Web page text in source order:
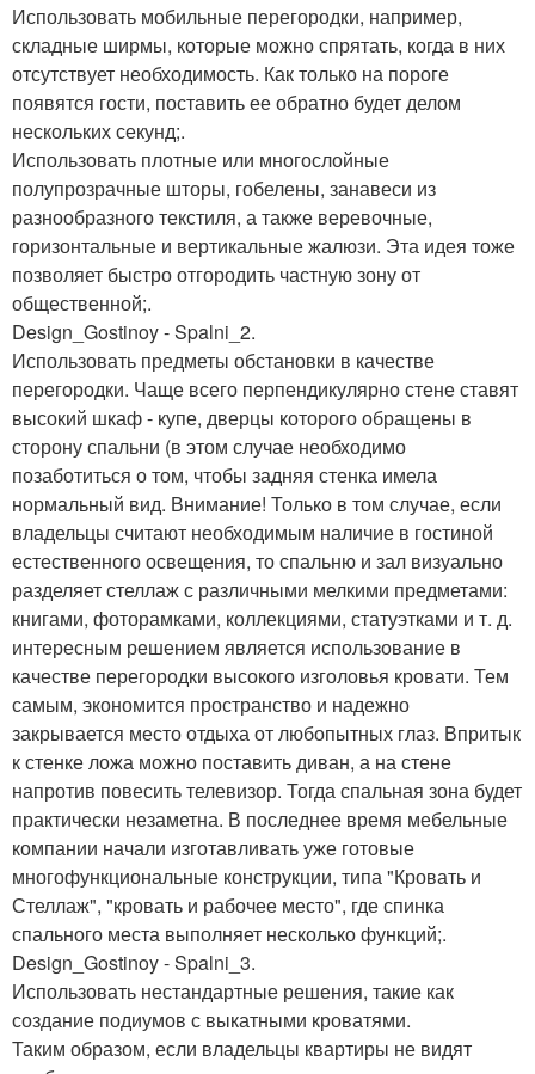
Использовать мобильные перегородки, например,
складные ширмы, которые можно спрятать, когда в них
отсутствует необходимость. Как только на пороге
появятся гости, поставить ее обратно будет делом
нескольких секунд;.
Использовать плотные или многослойные
полупрозрачные шторы, гобелены, занавеси из
разнообразного текстиля, а также веревочные,
горизонтальные и вертикальные жалюзи. Эта идея тоже
позволяет быстро отгородить частную зону от
общественной;.
Design_Gostinoy - Spalni_2.
Использовать предметы обстановки в качестве
перегородки. Чаще всего перпендикулярно стене ставят
высокий шкаф - купе, дверцы которого обращены в
сторону спальни (в этом случае необходимо
позаботиться о том, чтобы задняя стенка имела
нормальный вид. Внимание! Только в том случае, если
владельцы считают необходимым наличие в гостиной
естественного освещения, то спальню и зал визуально
разделяет стеллаж с различными мелкими предметами:
книгами, фоторамками, коллекциями, статуэтками и т. д.
интересным решением является использование в
качестве перегородки высокого изголовья кровати. Тем
самым, экономится пространство и надежно
закрывается место отдыха от любопытных глаз. Впритык
к стенке ложа можно поставить диван, а на стене
напротив повесить телевизор. Тогда спальная зона будет
практически незаметна. В последнее время мебельные
компании начали изготавливать уже готовые
многофункциональные конструкции, типа "Кровать и
Стеллаж", "кровать и рабочее место", где спинка
спального места выполняет несколько функций;.
Design_Gostinoy - Spalni_3.
Использовать нестандартные решения, такие как
создание подиумов с выкатными кроватями.
Таким образом, если владельцы квартиры не видят